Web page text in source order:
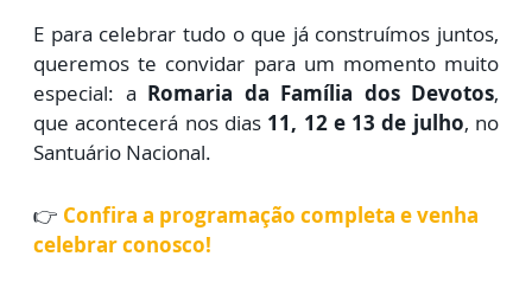
E para celebrar tudo o que já construímos juntos,
queremos te convidar para um momento muito
especial: a Romaria da Família dos Devotos,
que acontecerá nos dias11, 12 e 13 de julho, no
Santuário Nacional.
👉 Confira a programação completa e venha
celebrar conosco!